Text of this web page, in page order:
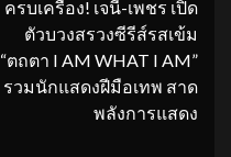
ครบเครื่อง! เจนี่-เพชร เปิด
ตัวบวงสรวงซีรีส์รสเข้ม
“ตถตา I AM WHAT I AM”
รวมนักแสดงฝีมือเทพ สาด
พลังการแสดง